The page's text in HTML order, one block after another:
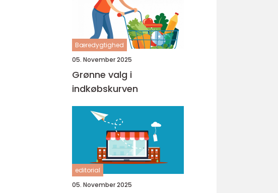
Bæredygtighed
05. November 2025
Grønne valg i
indkøbskurven
editorial
05. November 2025